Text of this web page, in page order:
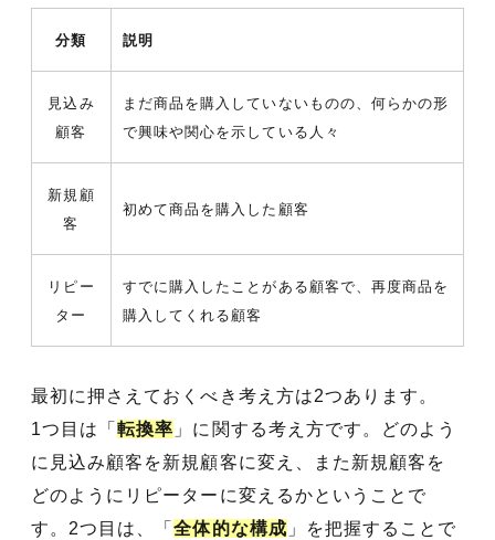
分類 説明
見込み
顧客
まだ商品を購入していないものの、何らかの形
で興味や関心を示している人々
新規顧
客
初めて商品を購入した顧客
リピー
ター
すでに購入したことがある顧客で、再度商品を
購入してくれる顧客
最初に押さえておくべき考え方は2つあります。
1つ目は「転換率 」に関する考え方です。どのよう
に見込み顧客を新規顧客に変え、また新規顧客を
どのようにリピーターに変えるかということで
す。2つ目は、「全体的な構成 」を把握することで